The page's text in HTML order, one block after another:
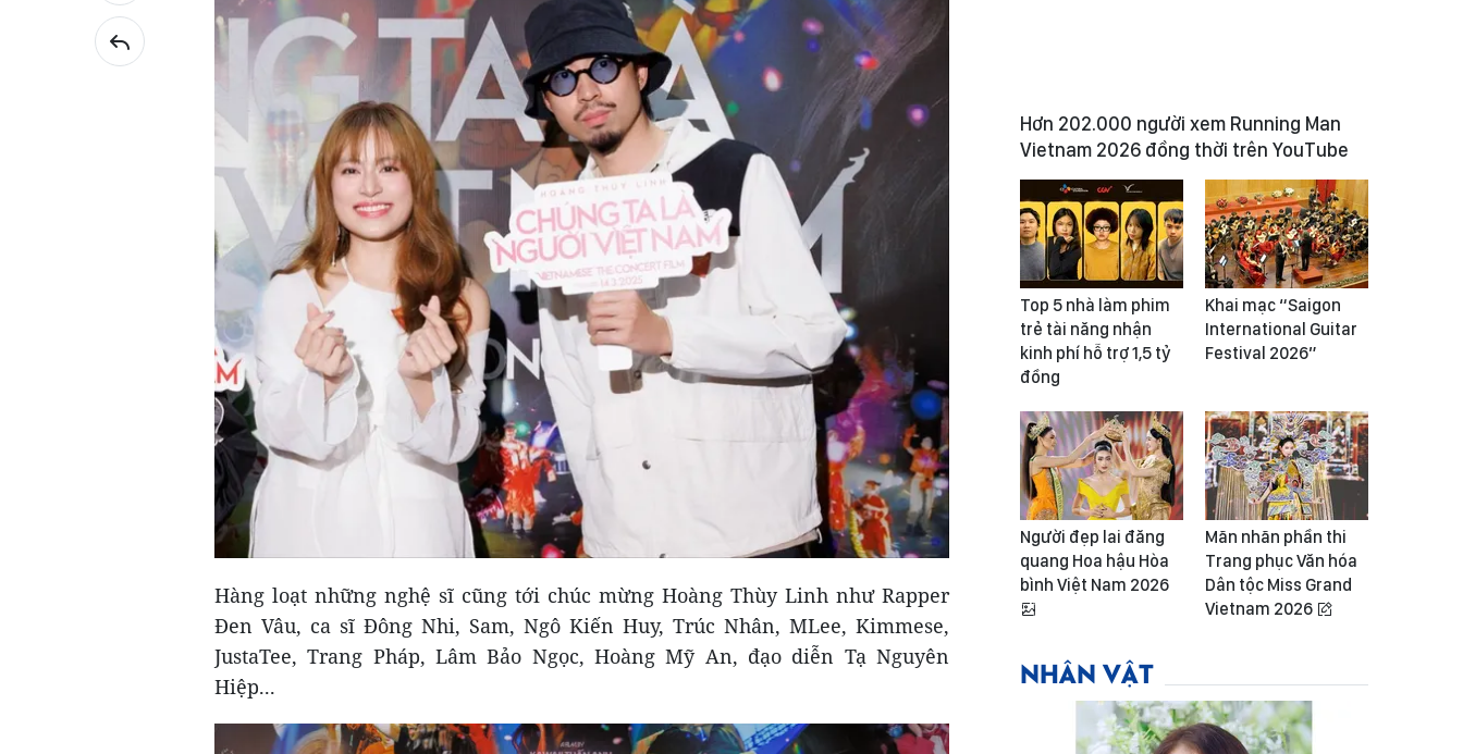
Hàng loạt những nghệ sĩ cũng tới chúc mừng Hoàng Thùy Linh như Rapper
Đen Vâu, ca sĩ Đông Nhi, Sam, Ngô Kiến Huy, Trúc Nhân, MLee, Kimmese,
JustaTee, Trang Pháp, Lâm Bảo Ngọc, Hoàng Mỹ An, đạo diễn Tạ Nguyên
Hiệp...
Hơn 202.000 người xem Running Man
Vietnam 2026 đồng thời trên YouTube
Top 5 nhà làm phim
trẻ tài năng nhận
kinh phí hỗ trợ 1,5 tỷ
đồng
Khai mạc “Saigon
International Guitar
Festival 2026”
Người đẹp lai đăng
quang Hoa hậu Hòa
bình Việt Nam 2026
Mãn nhãn phần thi
Trang phục Văn hóa
Dân tộc Miss Grand
Vietnam 2026
NHÂN VẬT